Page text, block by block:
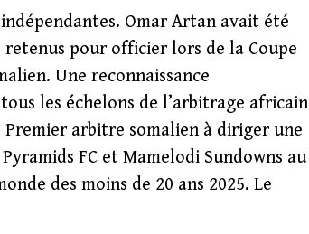
Omar Artan avait été
pour officier lors de la Coupe
Une reconnaissance
les échelons de l’arbitrage africain
Premier arbitre somalien à diriger une
FC et Mamelodi Sundowns au
des moins de 20 ans 2025. Le